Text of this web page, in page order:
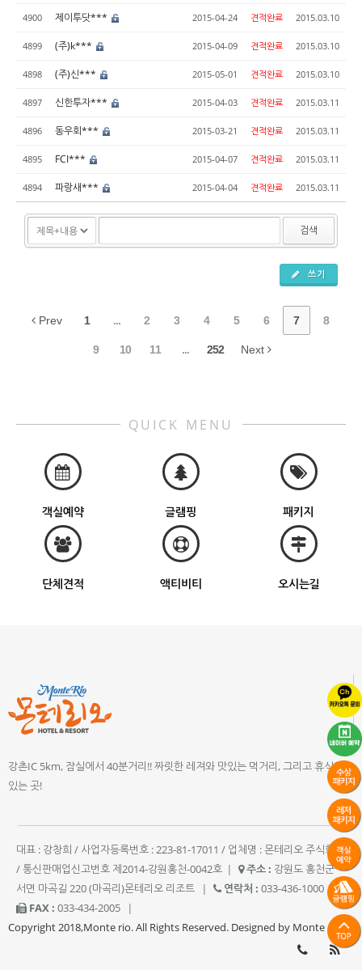
4900 제이투닷*** 2015-04-24 견적완료 2015.03.10
4899 (주)k*** 2015-04-09 견적완료 2015.03.10
4898 (주)신*** 2015-05-01 견적완료 2015.03.10
4897 신한투자*** 2015-04-03 견적완료 2015.03.11
4896 동우회*** 2015-03-21 견적완료 2015.03.11
4895 FCI*** 2015-04-07 견적완료 2015.03.11
4894 파랑새*** 2015-04-04 견적완료 2015.03.11
검색
쓰기
Prev 1 ... 2 3 4 5 6 7 8
9 10 11 ... 252 Next
QUICK MENU
객실예약 글램핑 패키지
단체견적 액티비티 오시는길
강촌IC 5km, 잠실에서 40분거리!! 짜릿한 레져와 맛있는 먹거리, 그리고 휴식이
있는 곳!
대표 : 강창희 / 사업자등록번호 : 223-81-17011 / 업체명 : 몬테리오 주식회사
/ 통신판매업신고번호 제2014-강원홍천-0042호 | 주소 : 강원도 홍천군
서면 마곡길 220 (마곡리)몬테리오 리조트
| 연락처 : 033-436-1000
|
FAX : 033-434-2005
|
Copyright 2018,Monte rio. All Rights Reserved. Designed by Monte rio.